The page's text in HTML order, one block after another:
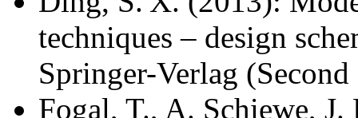
techniques – design
Springer-Verlag
Fogal, T., A. Schiewe,